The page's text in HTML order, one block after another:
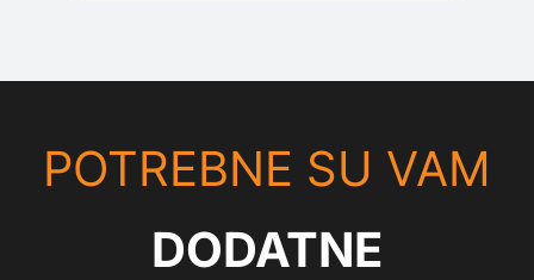
POTREBNE SU VAM
DODATNE